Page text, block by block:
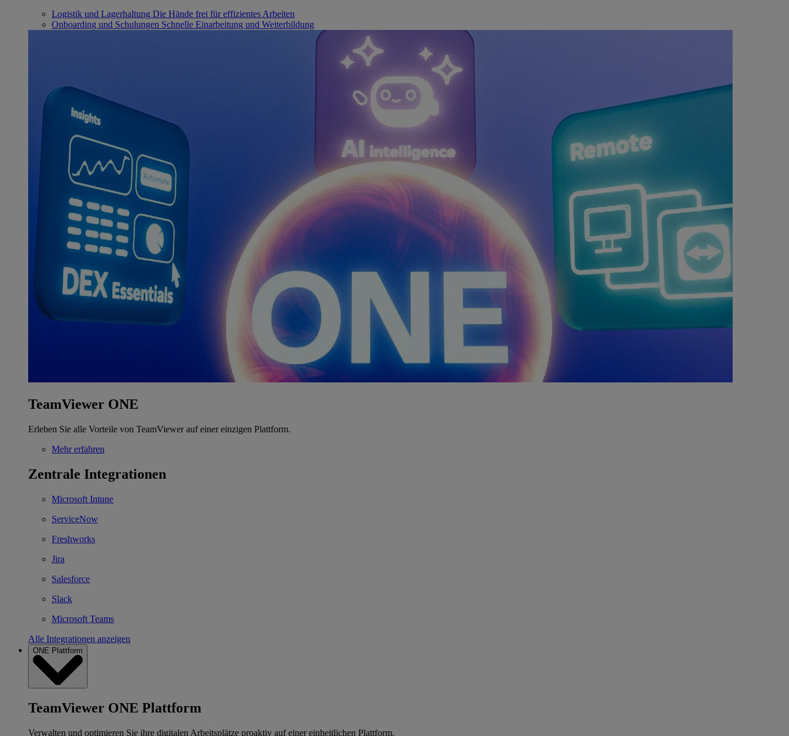
Logistik und Lagerhaltung Die Hände frei für effizientes Arbeiten
Onboarding und Schulungen Schnelle Einarbeitung und Weiterbildung
TeamViewer ONE
Erleben Sie alle Vorteile von TeamViewer auf einer einzigen Plattform.
Mehr erfahren
Zentrale Integrationen
Microsoft Intune
ServiceNow
Freshworks
Jira
Salesforce
Slack
Microsoft Teams
Alle Integrationen anzeigen
ONE Plattform
TeamViewer ONE Plattform
Verwalten und optimieren Sie ihre digitalen Arbeitsplätze proaktiv auf einer einheitlichen Plattform.